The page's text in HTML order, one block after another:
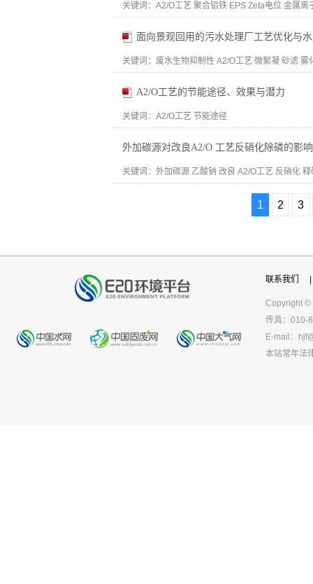
关键词： A2/O工艺 聚合铝铁 EPS Zeta电位 金属离
面向景观回用的污水处理厂工艺优化与
关键词： 废水生物抑制性 A2/O工艺 微絮凝 砂滤 雾
A2/O工艺的节能途径、效果与潜力
关键词： A2/O工艺 节能途径
外加碳源对改良A2/O 工艺反硝化除磷的影响
关键词： 外加碳源 乙酸钠 改良 A2/O工艺 反硝化 释
1 2 3
联系我们
Copyright ©
传真：010-
E-mail：
本站常年法